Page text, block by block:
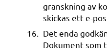
granskning av
skickas ett e-
Det enda
Dokument som